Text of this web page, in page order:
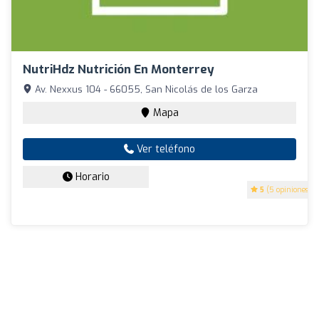
NutriHdz Nutrición En Monterrey
5 (5 opiniones)
Av. Nexxus 104 - 66055, San Nicolás de los Garza
Mapa
Ver teléfono
Horario